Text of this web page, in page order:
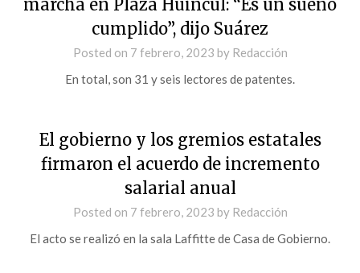
marcha en Plaza Huincul: “Es un sueño
cumplido”, dijo Suárez
Posted on 7 febrero, 2023 by Redacción
En total, son 31 y seis lectores de patentes.
El gobierno y los gremios estatales
firmaron el acuerdo de incremento
salarial anual
Posted on 7 febrero, 2023 by Redacción
El acto se realizó en la sala Laffitte de Casa de Gobierno.